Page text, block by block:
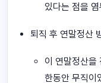
있다는 점을
퇴직 후 연말정산
이 연말정산을
한동안 무직이